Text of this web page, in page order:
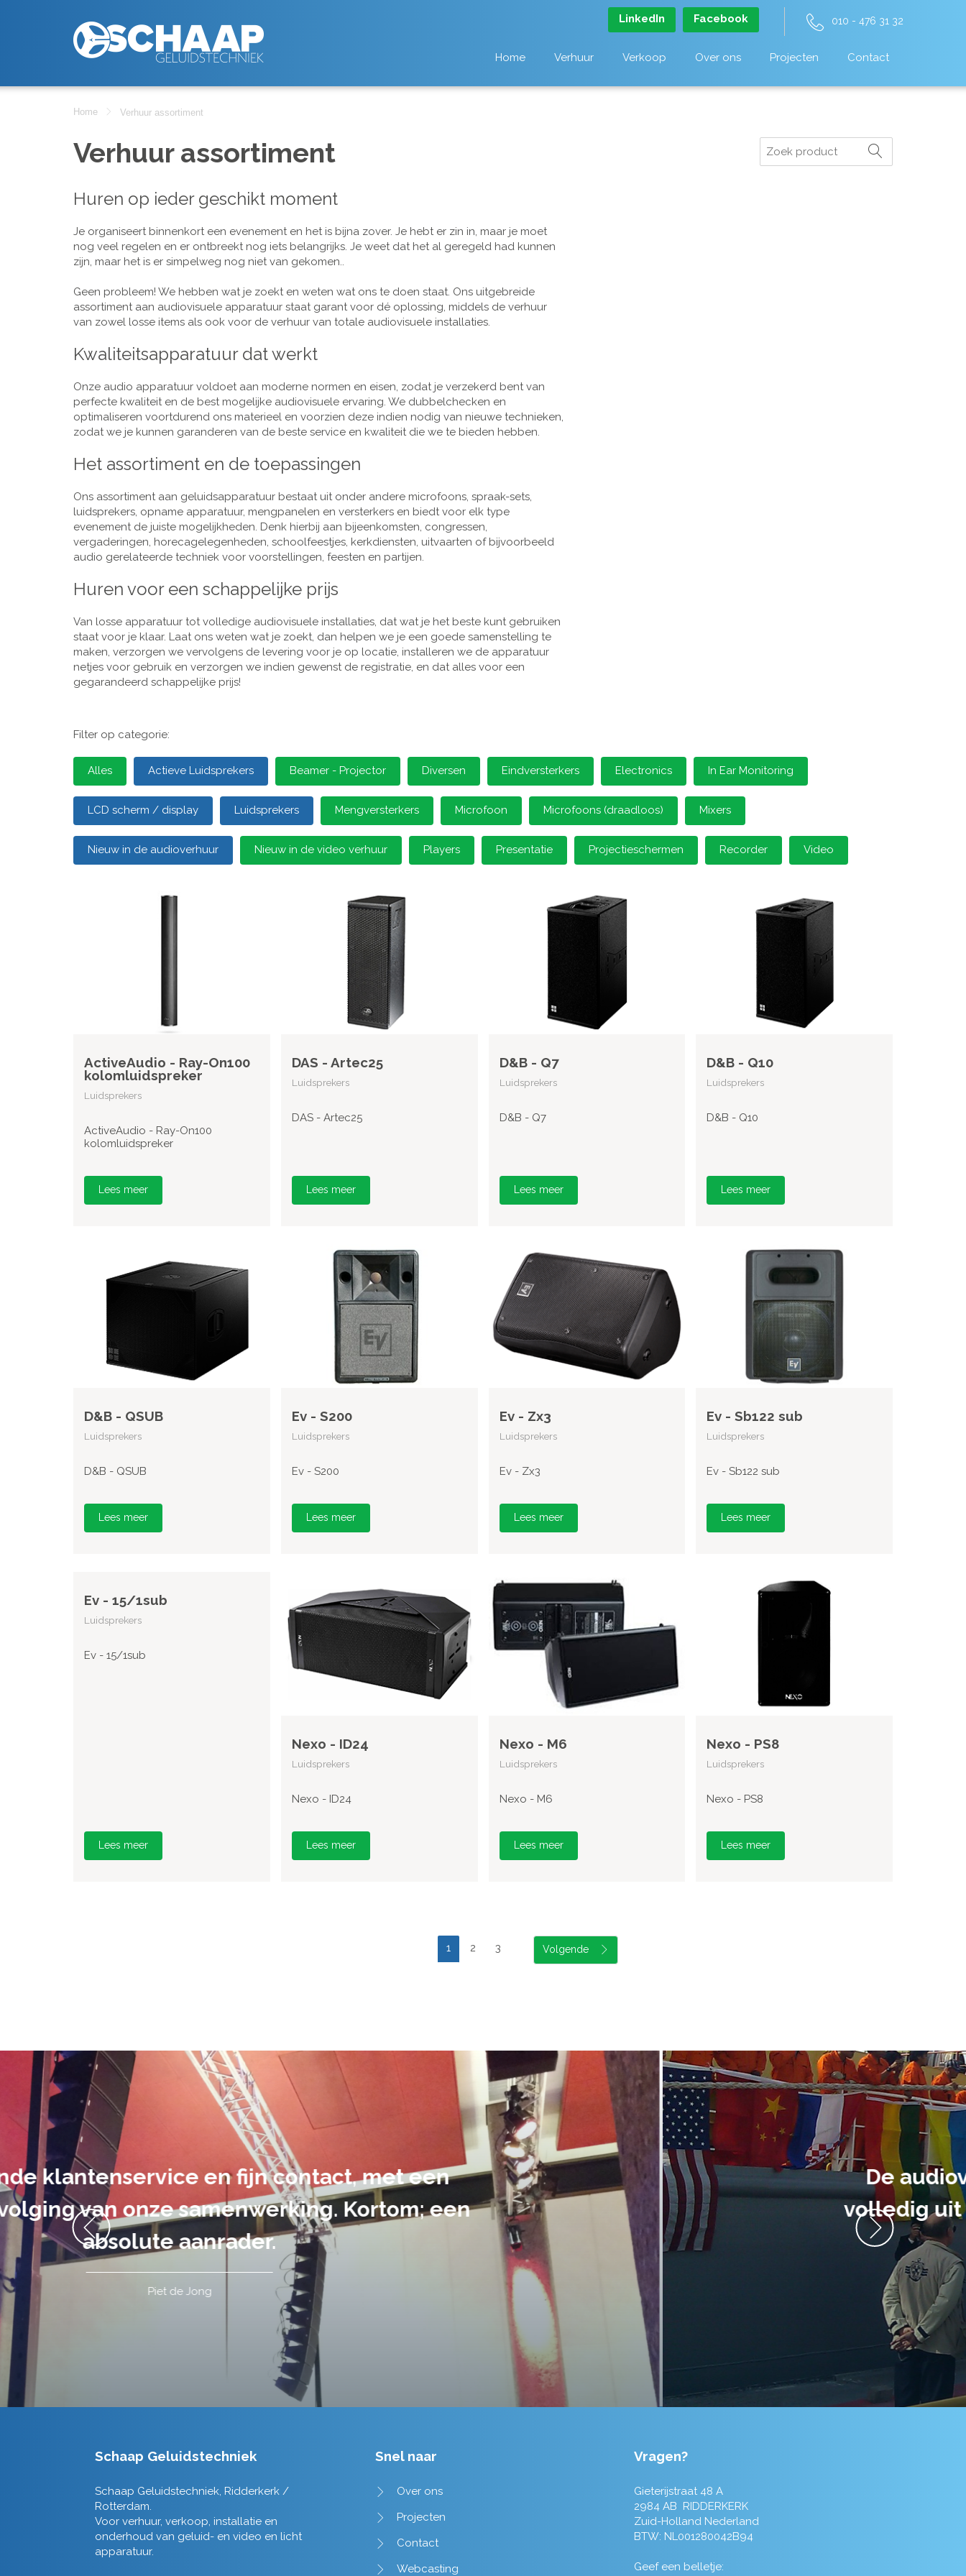
LinkedIn Facebook 010 - 476 31 32
Home Verhuur Verkoop Over ons Projecten Contact
Home Verhuur assortiment
Verhuur assortiment
Huren op ieder geschikt moment
Je organiseert binnenkort een evenement en het is bijna zover. Je hebt er zin in, maar je moet
nog veel regelen en er ontbreekt nog iets belangrijks. Je weet dat het al geregeld had kunnen
zijn, maar het is er simpelweg nog niet van gekomen..
Geen probleem! We hebben wat je zoekt en weten wat ons te doen staat. Ons uitgebreide
assortiment aan audiovisuele apparatuur staat garant voor dé oplossing, middels de verhuur
van zowel losse items als ook voor de verhuur van totale audiovisuele installaties.
Kwaliteitsapparatuur dat werkt
Onze audio apparatuur voldoet aan moderne normen en eisen, zodat je verzekerd bent van
perfecte kwaliteit en de best mogelijke audiovisuele ervaring. We dubbelchecken en
optimaliseren voortdurend ons materieel en voorzien deze indien nodig van nieuwe technieken,
zodat we je kunnen garanderen van de beste service en kwaliteit die we te bieden hebben.
Het assortiment en de toepassingen
Ons assortiment aan geluidsapparatuur bestaat uit onder andere microfoons, spraak-sets,
luidsprekers, opname apparatuur, mengpanelen en versterkers en biedt voor elk type
evenement de juiste mogelijkheden. Denk hierbij aan bijeenkomsten, congressen,
vergaderingen, horecagelegenheden, schoolfeestjes, kerkdiensten, uitvaarten of bijvoorbeeld
audio gerelateerde techniek voor voorstellingen, feesten en partijen.
Huren voor een schappelijke prijs
Van losse apparatuur tot volledige audiovisuele installaties, dat wat je het beste kunt gebruiken
staat voor je klaar. Laat ons weten wat je zoekt, dan helpen we je een goede samenstelling te
maken, verzorgen we vervolgens de levering voor je op locatie, installeren we de apparatuur
netjes voor gebruik en verzorgen we indien gewenst de registratie, en dat alles voor een
gegarandeerd schappelijke prijs!
Zoeken
Filter op categorie:
Alles Actieve Luidsprekers Beamer - Projector Diversen Eindversterkers Electronics In Ear Monitoring
LCD scherm / display Luidsprekers Mengversterkers Microfoon Microfoons (draadloos) Mixers
Nieuw in de audioverhuur Nieuw in de video verhuur Players Presentatie Projectieschermen Recorder Video
ActiveAudio - Ray-On100
kolomluidspreker
Luidsprekers
ActiveAudio - Ray-On100
kolomluidspreker
Lees meer
DAS - Artec25
Luidsprekers
DAS - Artec25
Lees meer
D&B - Q7
Luidsprekers
D&B - Q7
Lees meer
D&B - Q10
Luidsprekers
D&B - Q10
Lees meer
D&B - QSUB
Luidsprekers
D&B - QSUB
Lees meer
Ev - S200
Luidsprekers
Ev - S200
Lees meer
Ev - Zx3
Luidsprekers
Ev - Zx3
Lees meer
Ev - Sb122 sub
Luidsprekers
Ev - Sb122 sub
Lees meer
Ev - 15/1sub
Luidsprekers
Ev - 15/1sub
Lees meer
Nexo - ID24
Luidsprekers
Nexo - ID24
Lees meer
Nexo - M6
Luidsprekers
Nexo - M6
Lees meer
Nexo - PS8
Luidsprekers
Nexo - PS8
Lees meer
1 2 3
De audiovisuele uitvoering van ons evenement heb ik
volledig uit handen gegeven en dat is een aanrader! Alles
tot in de puntjes verzorgd.
Tim de Lange
Schaap Geluidstechniek
Schaap Geluidstechniek, Ridderkerk /
Rotterdam.
Voor verhuur, verkoop, installatie en
onderhoud van geluid- en video en licht
apparatuur.
Snel naar
Over ons
Projecten
Contact
Webcasting
Vragen?
Gieterijstraat 48 A
2984 AB RIDDERKERK
Zuid-Holland Nederland
BTW: NL001280042B94
Geef een belletje: